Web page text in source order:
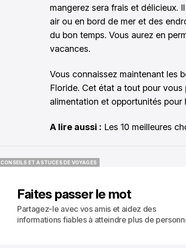
mangerez sera frais et délicieux.
air ou en bord de mer et des
du bon temps. Vous aurez en
vacances.
Vous connaissez maintenant les
Floride. Cet état a tout pour
alimentation et opportunités pour
A lire aussi : Les 10 meilleures
CONSEILS ET ASTUCES DE VOYAGES
Faites passer le mot
Partagez-le avec vos amis et aidez des
informations fiables à atteindre plus de